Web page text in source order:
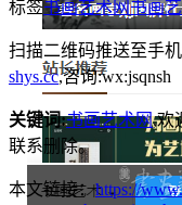
标签书画艺术网书画
扫描二维码推送至手
shys.cc,咨询:wx:jsqnsh
关键词:书画艺术网,欢
联系删除。
本文链接：https://